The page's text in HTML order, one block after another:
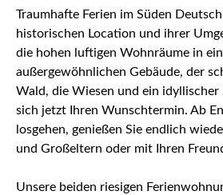
Traumhafte Ferien im Süden
historischen Location und ihrer
die hohen luftigen Wohnräume in
außergewöhnlichen Gebäude, der
Wald, die Wiesen und ein idyllischer
sich jetzt Ihren Wunschtermin. Ab
losgehen, genießen Sie endlich
und Großeltern oder mit Ihren
Unsere beiden riesigen